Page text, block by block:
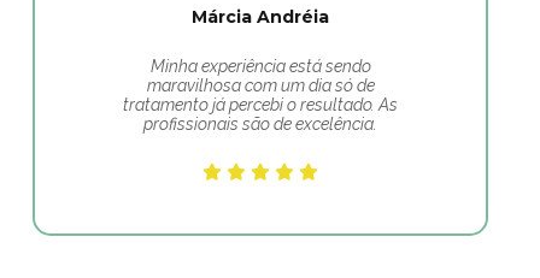
Márcia Andréia
Minha experiência está sendo
maravilhosa com um dia só de
tratamento já percebi o resultado. As
profissionais são de excelência.